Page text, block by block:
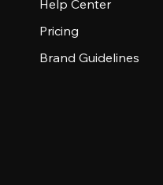
Help Center
Pricing
Brand Guidelines